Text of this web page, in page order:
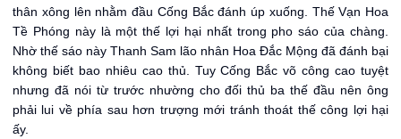
thân xông lên nhằm đầu Cống Bắc đánh úp xuống. Thế Vạn Hoa
Tề Phóng này là một thế lợi hại nhất trong pho sáo của chàng.
Nhờ thế sáo này Thanh Sam lão nhân Hoa Đắc Mộng đã đánh bại
không biết bao nhiêu cao thủ. Tuy Cống Bắc võ công cao tuyệt
nhưng đã nói từ trước nhường cho đối thủ ba thế đầu nên ông
phải lui về phía sau hơn trượng mới tránh thoát thế công lợi hại
ấy.